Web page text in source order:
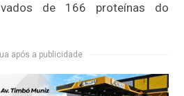
de 166 proteínas do
após a publicidade